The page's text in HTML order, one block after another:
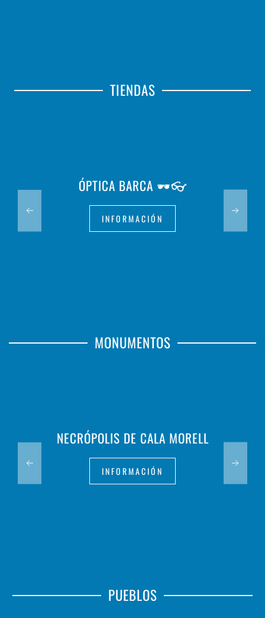
TIENDAS
ÓPTICA BARCA 🕶️👓
INFORMACIÓN
MONUMENTOS
NECRÓPOLIS DE CALA MORELL
INFORMACIÓN
PUEBLOS